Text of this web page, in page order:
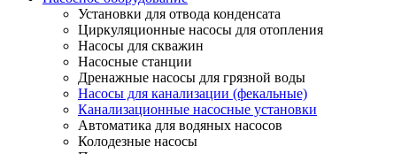
Установки для отвода конденсата
Циркуляционные насосы для отопления
Насосы для скважин
Насосные станции
Дренажные насосы для грязной воды
Насосы для канализации (фекальные)
Канализационные насосные установки
Автоматика для водяных насосов
Колодезные насосы